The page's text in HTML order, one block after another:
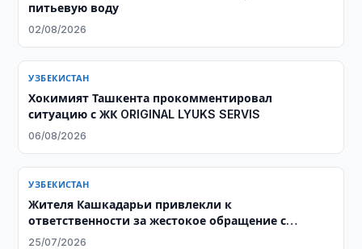
питьевую воду
02/08/2026
УЗБЕКИСТАН
Хокимият Ташкента прокомментировал
ситуацию с ЖК ORIGINAL LYUKS SERVIS
06/08/2026
УЗБЕКИСТАН
Жителя Кашкадарьи привлекли к
ответственности за жестокое обращение с
собакой
25/07/2026